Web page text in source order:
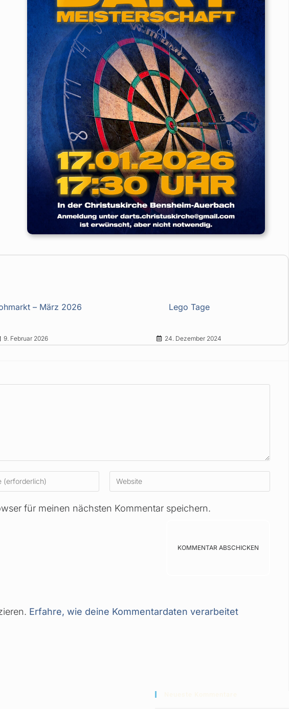
– März 2026
9. Februar 2026
Lego Tage
24. Dezember 2024
für meinen nächsten Kommentar speichern.
Erfahre, wie deine Kommentardaten verarbeitet